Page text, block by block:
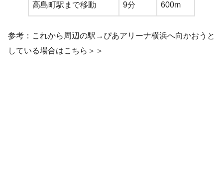
高島町駅まで移動 9分 600m
参考：これから周辺の駅→ぴあアリーナ横浜へ向かおうと
している場合はこちら＞＞